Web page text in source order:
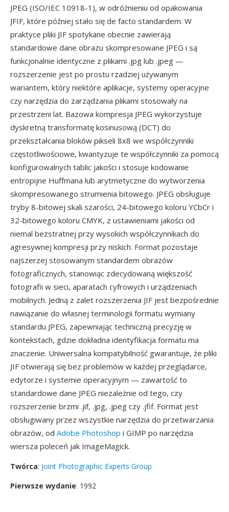
JPEG (ISO/IEC 10918-1), w odróżnieniu od opakowania
JFIF, które później stało się de facto standardem. W
praktyce pliki JIF spotykane obecnie zawierają
standardowe dane obrazu skompresowane JPEG i są
funkcjonalnie identyczne z plikami .jpg lub .jpeg —
rozszerzenie jest po prostu rzadziej używanym
wariantem, który niektóre aplikacje, systemy operacyjne
czy narzędzia do zarządzania plikami stosowały na
przestrzeni lat. Bazowa kompresja JPEG wykorzystuje
dyskretną transformatę kosinusową (DCT) do
przekształcania bloków pikseli 8x8 we współczynniki
częstotliwościowe, kwantyzuje te współczynniki za pomocą
konfigurowalnych tablic jakości i stosuje kodowanie
entropijne Huffmana lub arytmetyczne do wytworzenia
skompresowanego strumienia bitowego. JPEG obsługuje
tryby 8-bitowej skali szarości, 24-bitowego koloru YCbCr i
32-bitowego koloru CMYK, z ustawieniami jakości od
niemal bezstratnej przy wysokich współczynnikach do
agresywnej kompresji przy niskich. Format pozostaje
najszerzej stosowanym standardem obrazów
fotograficznych, stanowiąc zdecydowaną większość
fotografii w sieci, aparatach cyfrowych i urządzeniach
mobilnych. Jedną z zalet rozszerzenia JIF jest bezpośrednie
nawiązanie do własnej terminologii formatu wymiany
standardu JPEG, zapewniając techniczną precyzję w
kontekstach, gdzie dokładna identyfikacja formatu ma
znaczenie. Uniwersalna kompatybilność gwarantuje, że pliki
JIF otwierają się bez problemów w każdej przeglądarce,
edytorze i systemie operacyjnym — zawartość to
standardowe dane JPEG niezależnie od tego, czy
rozszerzenie brzmi .jif, .jpg, .jpeg czy .jfif. Format jest
obsługiwany przez wszystkie narzędzia do przetwarzania
obrazów, od Adobe Photoshop i GIMP po narzędzia
wiersza poleceń jak ImageMagick.
Twórca: Joint Photographic Experts Group
Pierwsze wydanie: 1992